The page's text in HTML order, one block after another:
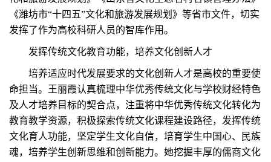
《潍坊市“十四五”文化和旅游发展规划》等省市文件，切实
发挥了作为高校科研人员的智库作用。
发挥传统文化教育功能，培养文化创新人才
培养适应时代发展要求的文化创新人才是高校的重要使
命担当。王丽霞认真梳理中华优秀传统文化与学校财经特色
及人才培养目标的契合点，注重将中华优秀传统文化转化为
教育教学资源，积极探索传统文化课程建设路径，发挥传统
文化育人功能，坚定学生文化自信，培育学生中国心、民族
魂，培养学生创新思维和创新能力。她挖掘丰厚的儒商文化